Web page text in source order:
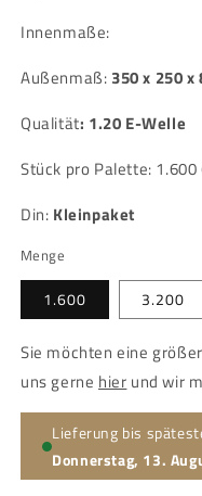
Innenmaße:
Außenmaß: 350 x 250 x
Qualität: 1.20 E-Welle
Stück pro Palette:
Din: Kleinpaket
Menge
1.600 3.200
Sie möchten eine
uns gerne hier und wir
Lieferung bis
Donnerstag, 13.